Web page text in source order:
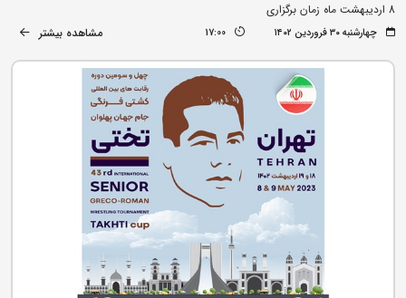
8 اردیبهشت ماه زمان برگزاری
چهارشنبه ۳۰ فروردین ۱۴۰۲ 17:00 مشاهده بیشتر